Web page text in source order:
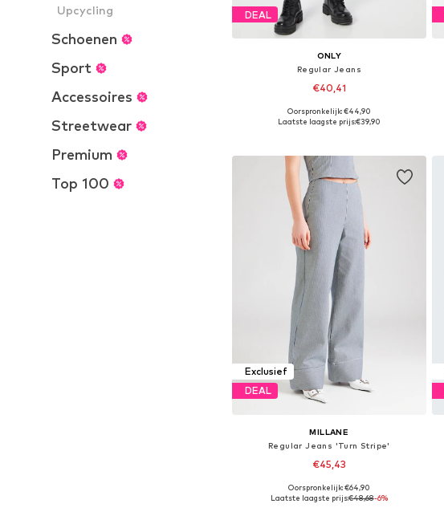
Upcycling
Schoenen
Sport
Accessoires
Streetwear
Premium
Top 100
DEAL
ONLY
Regular Jeans
€40,41
Beschikbaar in vele maten
Oorspronkelijk: €44,90
Laatste laagste prijs:€39,90
Exclusief
DEAL
MILLANE
Regular Jeans 'Turn Stripe'
€45,43
Beschikbaar in vele maten
Oorspronkelijk: €64,90
Laatste laagste prijs:€48,68-6%